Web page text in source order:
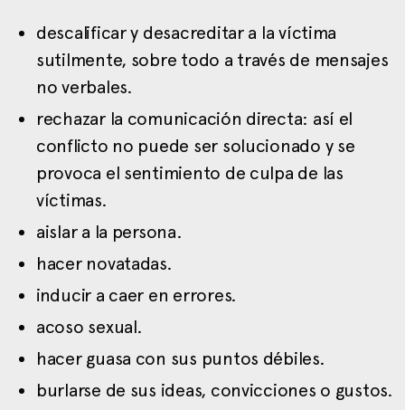
descalificar y desacreditar a la víctima
sutilmente, sobre todo a través de mensajes
no verbales.
rechazar la comunicación directa: así el
conflicto no puede ser solucionado y se
provoca el sentimiento de culpa de las
víctimas.
aislar a la persona.
hacer novatadas.
inducir a caer en errores.
acoso sexual.
hacer guasa con sus puntos débiles.
burlarse de sus ideas, convicciones o gustos.